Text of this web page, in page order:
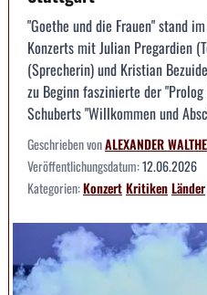
"Goethe und die Frauen" stand
Konzerts mit Julian Pregardien
(Sprecherin) und Kristian
zu Beginn faszinierte der
Schuberts "Willkommen und
Geschrieben vonALEXANDER
Veröffentlichungsdatum:12.06.2026
Kategorien:KonzertKritikenLänder